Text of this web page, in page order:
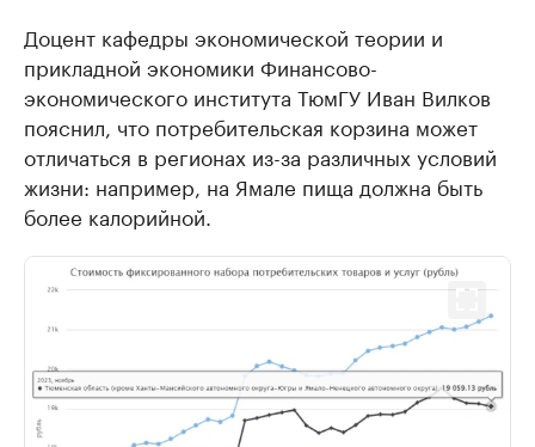
Доцент кафедры экономической теории и
прикладной экономики Финансово-
экономического института ТюмГУ Иван Вилков
пояснил, что потребительская корзина может
отличаться в регионах из-за различных условий
жизни: например, на Ямале пища должна быть
более калорийной.